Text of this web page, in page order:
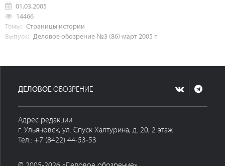
01.03.2005
14466
Темы: Страницы истории
Выпуск: Деловое обозрение №3 (86)-март 2005 г.
ДЕЛОВОЕ ОБОЗРЕНИЕ
Адрес редакции:
г. Ульяновск, ул. Спуск Халтурина, д. 20, 2 этаж
Тел.: +7 (8422) 44-53-53